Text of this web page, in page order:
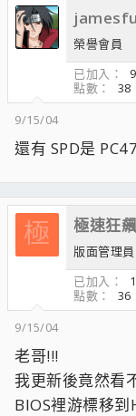
榮譽會員
已加入
點數
38
9/15/04
還有 SPD是
極 極速狂飆
版面管理員
已加入
點數
36
9/15/04
老哥!!!
我更新後竟然看
BIOS裡游標移